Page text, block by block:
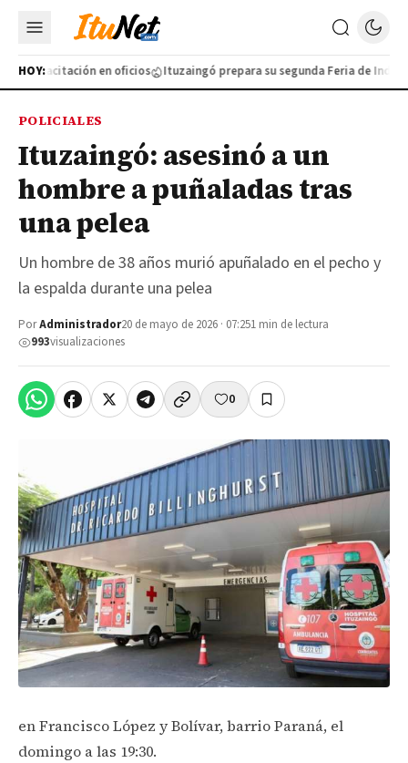
HOY:
capacitación en oficios Ituzaingó prepara su segunda Feria de
POLICIALES
Ituzaingó: asesinó a un
hombre a puñaladas tras
una pelea
Un hombre de 38 años murió apuñalado en el pecho y
la espalda durante una pelea
PorAdministrador20 de mayo de 2026 · 07:251 min de lectura
993visualizaciones
0
en Francisco López y Bolívar, barrio Paraná, el
domingo a las 19:30.